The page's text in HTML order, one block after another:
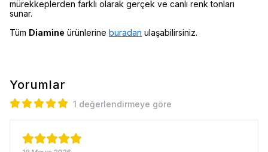
mürekkeplerden farklı olarak gerçek ve canlı renk tonları
sunar.
Tüm Diamine ürünlerine buradan ulaşabilirsiniz.
Yorumlar
1 değerlendirmeye göre